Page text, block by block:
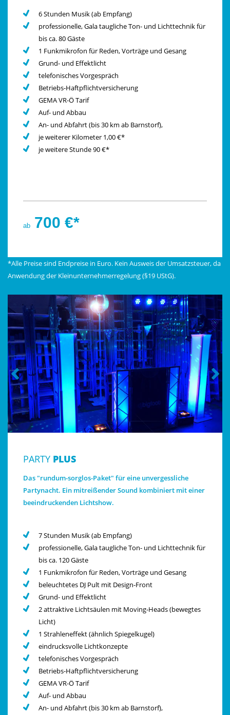
6 Stunden Musik (ab Empfang)
professionelle, Gala taugliche Ton- und Lichttechnik für
bis ca. 80 Gäste
1 Funkmikrofon für Reden, Vorträge und Gesang
Grund- und Effektlicht
telefonisches Vorgespräch
Betriebs-Haftpflichtversicherung
GEMA VR-Ö Tarif
Auf- und Abbau
An- und Abfahrt (bis 30 km ab Barnstorf),
je weiterer Kilometer 1,00 €*
je weitere Stunde 90 €*
ab 700 €*
PARTY PLUS
Das "rundum-sorglos-Paket" für eine unvergessliche
Partynacht. Ein mitreißender Sound kombiniert mit einer
beeindruckenden Lichtshow.
7 Stunden Musik (ab Empfang)
professionelle, Gala taugliche Ton- und Lichttechnik für
bis ca. 120 Gäste
1 Funkmikrofon für Reden, Vorträge und Gesang
beleuchtetes DJ Pult mit Design-Front
Grund- und Effektlicht
2 attraktive Lichtsäulen mit Moving-Heads (bewegtes
Licht)
1 Strahleneffekt (ähnlich Spiegelkugel)
eindrucksvolle Lichtkonzepte
telefonisches Vorgespräch
Betriebs-Haftpflichtversicherung
GEMA VR-Ö Tarif
Auf- und Abbau
An- und Abfahrt (bis 30 km ab Barnstorf),
*Alle Preise sind Endpreise in Euro. Kein Ausweis der Umsatzsteuer, da
Anwendung der Kleinunternehmerregelung (§19 UStG).